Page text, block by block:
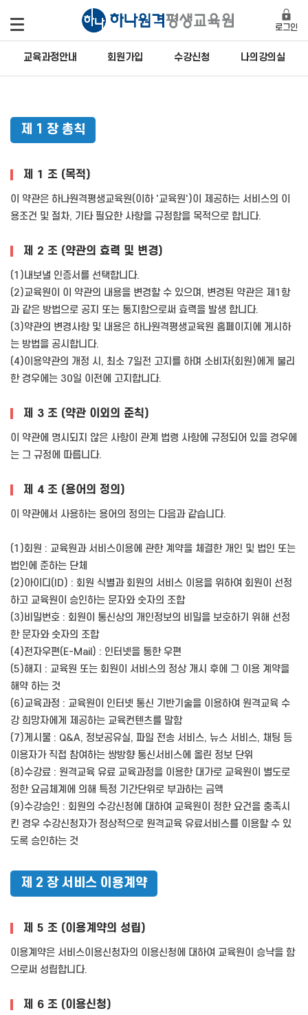
로그인
교육과정안내 회원가입 수강신청 나의강의실
제 1 장 총칙
제 1 조 (목적)
이 약관은 하나원격평생교육원(이하 '교육원')이 제공하는 서비스의 이
용조건 및 절차, 기타 필요한 사항을 규정함을 목적으로 합니다.
제 2 조 (약관의 효력 및 변경)
(1)내보낼 인증서를 선택합니다.
(2)교육원이 이 약관의 내용을 변경할 수 있으며, 변경된 약관은 제1항
과 같은 방법으로 공지 또는 통지함으로써 효력을 발생 합니다.
(3)약관의 변경사항 및 내용은 하나원격평생교육원 홈페이지에 게시하
는 방법을 공시합니다.
(4)이용약관의 개정 시, 최소 7일전 고지를 하며 소비자(회원)에게 불리
한 경우에는 30일 이전에 고지합니다.
제 3 조 (약관 이외의 준칙)
이 약관에 명시되지 않은 사항이 관계 법령 사항에 규정되어 있을 경우에
는 그 규정에 따릅니다.
제 4 조 (용어의 정의)
이 약관에서 사용하는 용어의 정의는 다음과 같습니다.
(1)회원 : 교육원과 서비스이용에 관한 계약을 체결한 개인 및 법인 또는
법인에 준하는 단체
(2)아이디(ID) : 회원 식별과 회원의 서비스 이용을 위하여 회원이 선정
하고 교육원이 승인하는 문자와 숫자의 조합
(3)비밀번호 : 회원이 통신상의 개인정보의 비밀을 보호하기 위해 선정
한 문자와 숫자의 조합
(4)전자우편(E-Mail) : 인터넷을 통한 우편
(5)해지 : 교육원 또는 회원이 서비스의 정상 개시 후에 그 이용 계약을
해약 하는 것
(6)교육과정 : 교육원이 인터넷 통신 기반기술을 이용하여 원격교육 수
강 희망자에게 제공하는 교육컨텐츠를 말함
(7)게시물 : Q&A, 정보공유실, 파일 전송 서비스, 뉴스 서비스, 채팅 등
이용자가 직접 참여하는 쌍방향 통신서비스에 올린 정보 단위
(8)수강료 : 원격교육 유료 교육과정을 이용한 대가로 교육원이 별도로
정한 요금체계에 의해 특정 기간단위로 부과하는 금액
(9)수강승인 : 회원의 수강신청에 대하여 교육원이 정한 요건을 충족시
킨 경우 수강신청자가 정상적으로 원격교육 유료서비스를 이용할 수 있
도록 승인하는 것
제 2 장 서비스 이용계약
제 5 조 (이용계약의 성립)
이용계약은 서비스이용신청자의 이용신청에 대하여 교육원이 승낙을 함
으로써 성립합니다.
제 6 조 (이용신청)